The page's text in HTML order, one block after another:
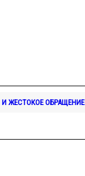
ЖЕСТОКОЕ ОБРАЩЕНИЕ